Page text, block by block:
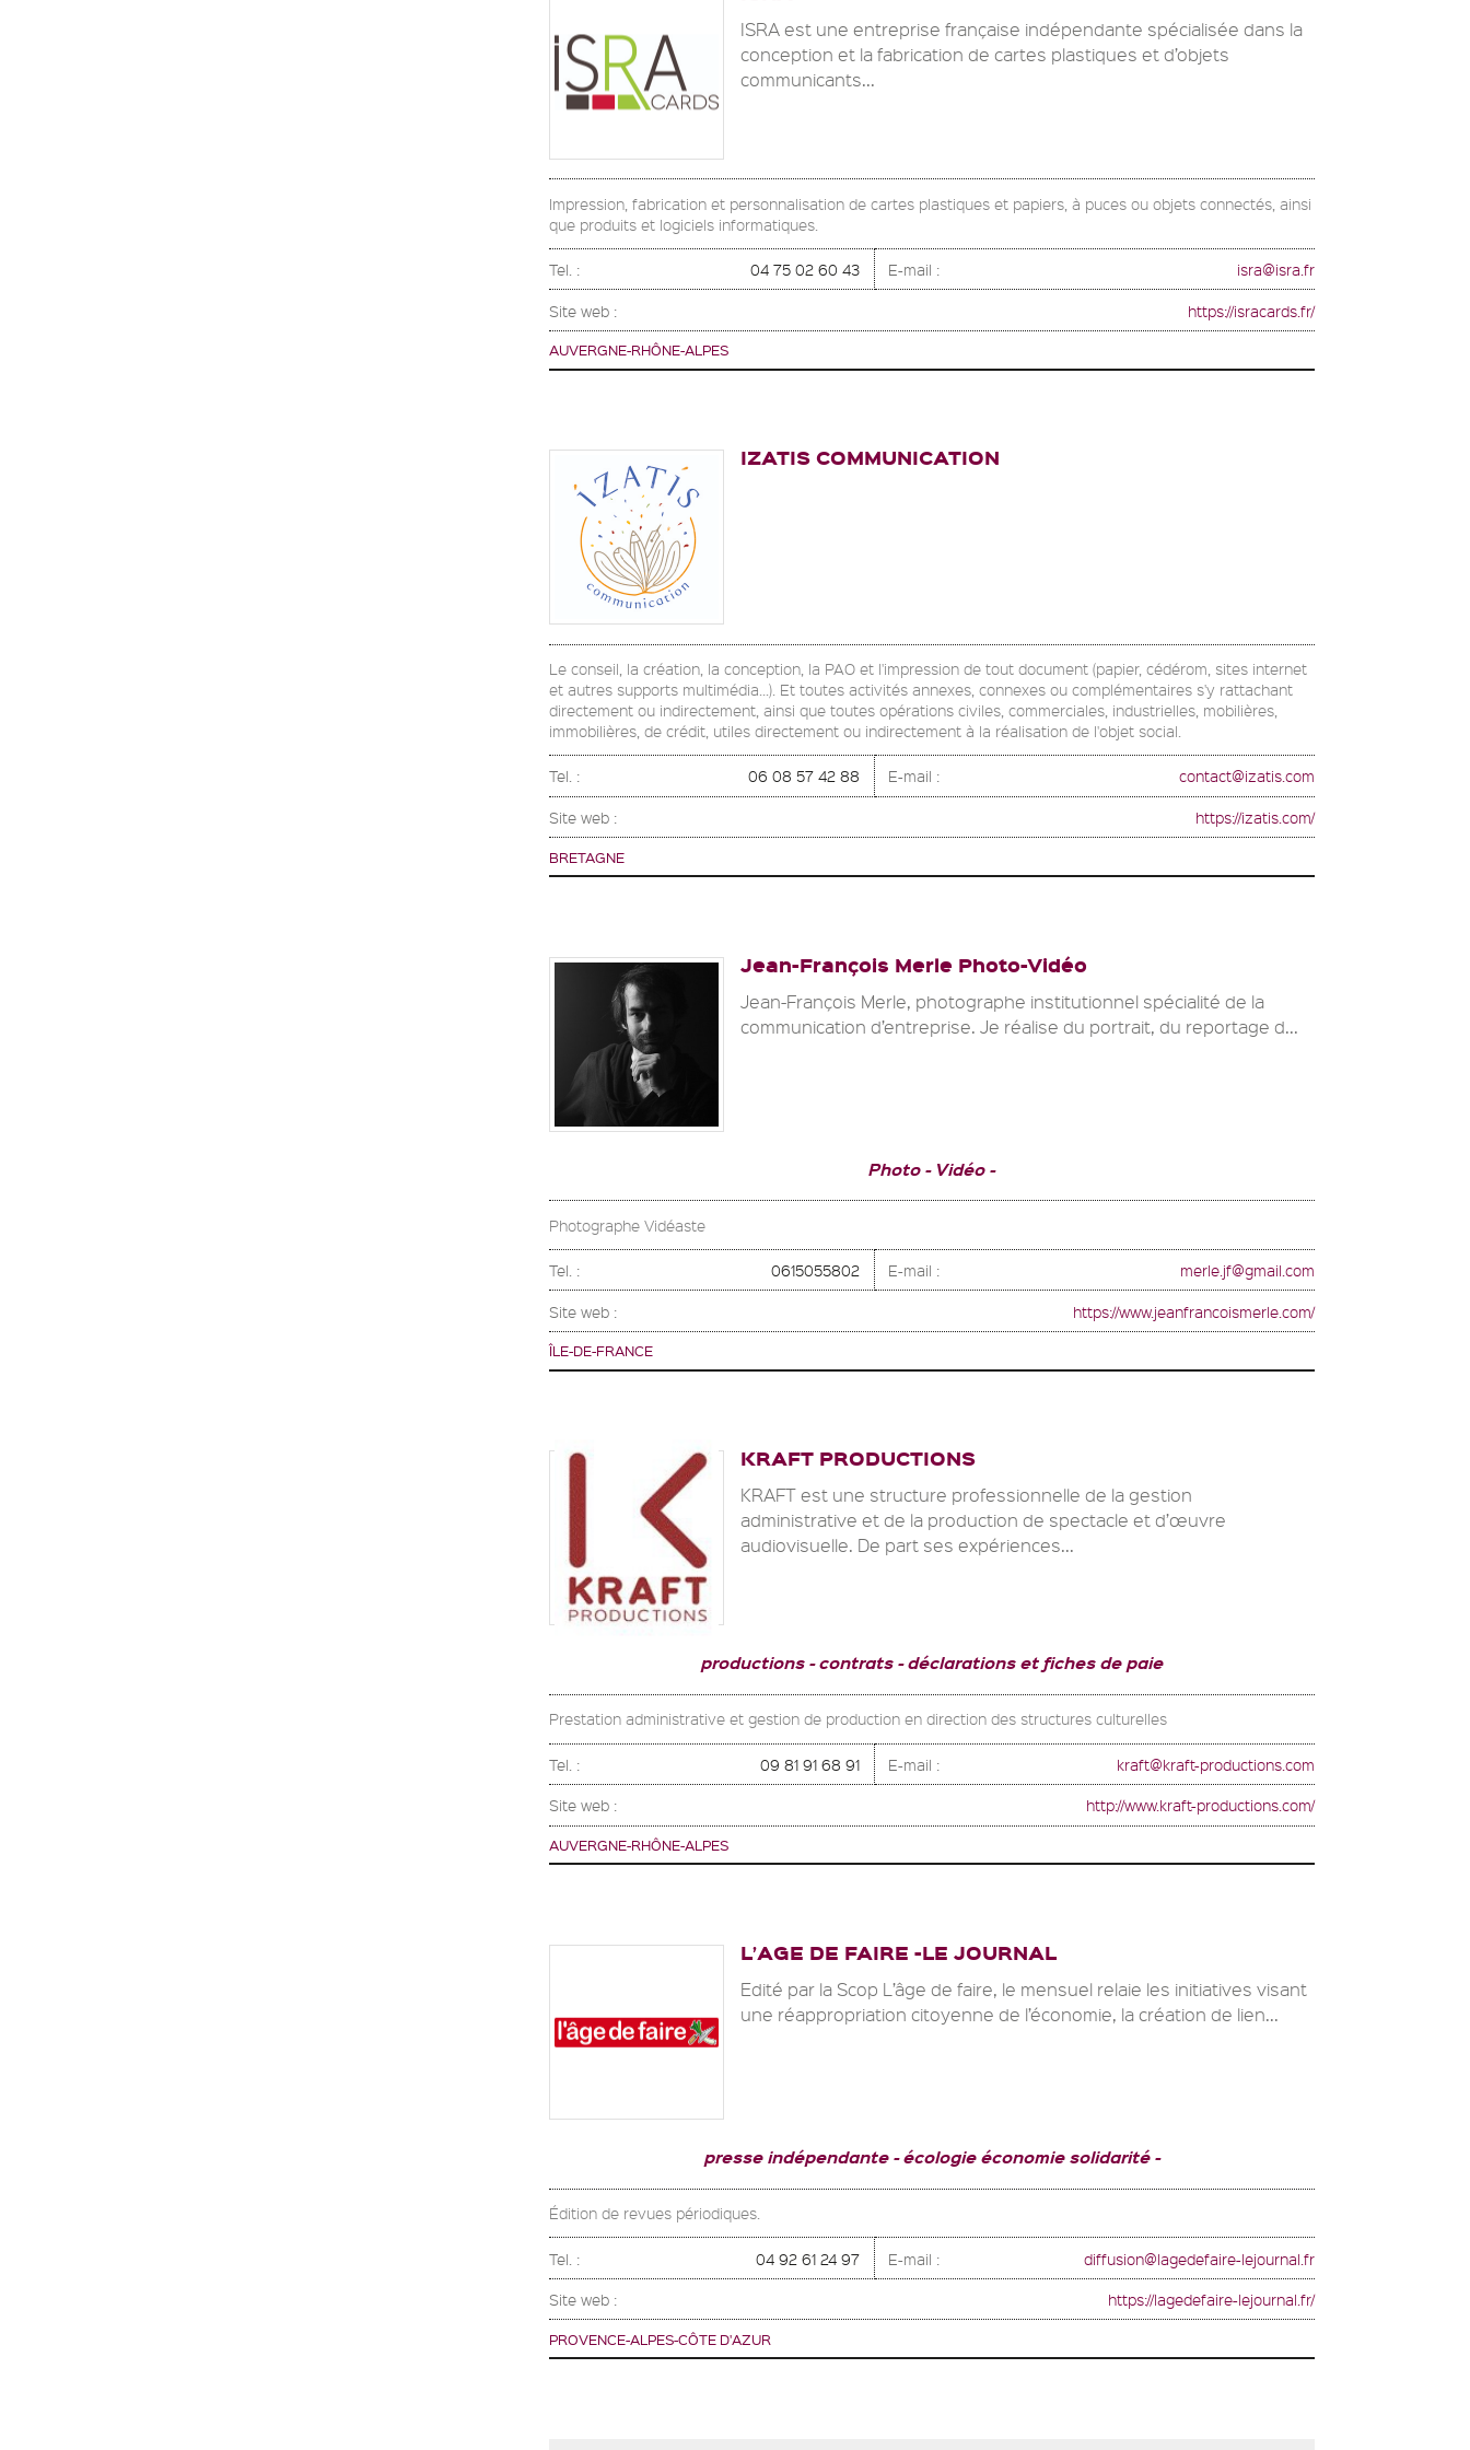
ISRA est une entreprise française indépendante spécialisée dans la
conception et la fabrication de cartes plastiques et d’objets
communicants...
Impression, fabrication et personnalisation de cartes plastiques et papiers, à puces ou objets connectés, ainsi
que produits et logiciels informatiques.
Tel. : 04 75 02 60 43 E-mail : isra@isra.fr
Site web : https://isracards.fr/
AUVERGNE-RHÔNE-ALPES
IZATIS COMMUNICATION
Le conseil, la création, la conception, la PAO et l'impression de tout document (papier, cédérom, sites internet
et autres supports multimédia...). Et toutes activités annexes, connexes ou complémentaires s'y rattachant
directement ou indirectement, ainsi que toutes opérations civiles, commerciales, industrielles, mobilières,
immobilières, de crédit, utiles directement ou indirectement à la réalisation de l'objet social.
Tel. : 06 08 57 42 88 E-mail : contact@izatis.com
Site web : https://izatis.com/
BRETAGNE
Jean-François Merle Photo-Vidéo
Jean-François Merle, photographe institutionnel spécialité de la
communication d’entreprise. Je réalise du portrait, du reportage d...
Photo Vidéo
Photographe Vidéaste
Tel. : 0615055802 E-mail : merle.jf@gmail.com
Site web : https://www.jeanfrancoismerle.com/
ÎLE-DE-FRANCE
KRAFT PRODUCTIONS
KRAFT est une structure professionnelle de la gestion
administrative et de la production de spectacle et d’œuvre
audiovisuelle. De part ses expériences...
productions contrats déclarations et fiches de paie
Prestation administrative et gestion de production en direction des structures culturelles
Tel. : 09 81 91 68 91 E-mail : kraft@kraft-productions.com
Site web : http://www.kraft-productions.com/
AUVERGNE-RHÔNE-ALPES
L’AGE DE FAIRE -LE JOURNAL
Edité par la Scop L’âge de faire, le mensuel relaie les initiatives visant
une réappropriation citoyenne de l’économie, la création de lien...
presse indépendante écologie économie solidarité
Édition de revues périodiques.
Tel. : 04 92 61 24 97 E-mail : diffusion@lagedefaire-lejournal.fr
Site web : https://lagedefaire-lejournal.fr/
PROVENCE-ALPES-CÔTE D'AZUR